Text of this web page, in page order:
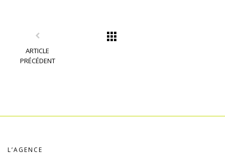
ARTICLE
PRÉCÉDENT
L’AGENCE